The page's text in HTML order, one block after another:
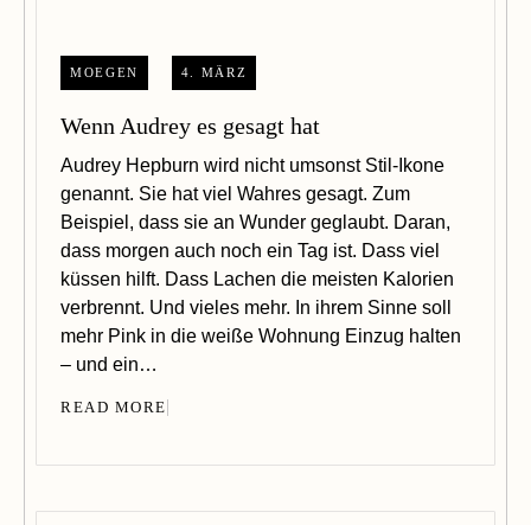
4. MÄRZ
MOEGEN
Wenn Audrey es gesagt hat
Audrey Hepburn wird nicht umsonst Stil-Ikone
genannt. Sie hat viel Wahres gesagt. Zum
Beispiel, dass sie an Wunder geglaubt. Daran,
dass morgen auch noch ein Tag ist. Dass viel
küssen hilft. Dass Lachen die meisten Kalorien
verbrennt. Und vieles mehr. In ihrem Sinne soll
mehr Pink in die weiße Wohnung Einzug halten
– und ein…
READ MORE